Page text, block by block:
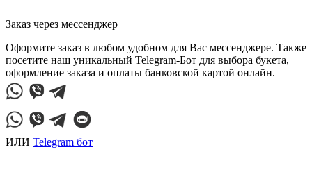
Заказ через мессенджер
Оформите заказ в любом удобном для Вас мессенджере. Также
посетите наш уникальный Telegram-Бот для выбора букета,
оформление заказа и оплаты банковской картой онлайн.
ИЛИ Telegram бот